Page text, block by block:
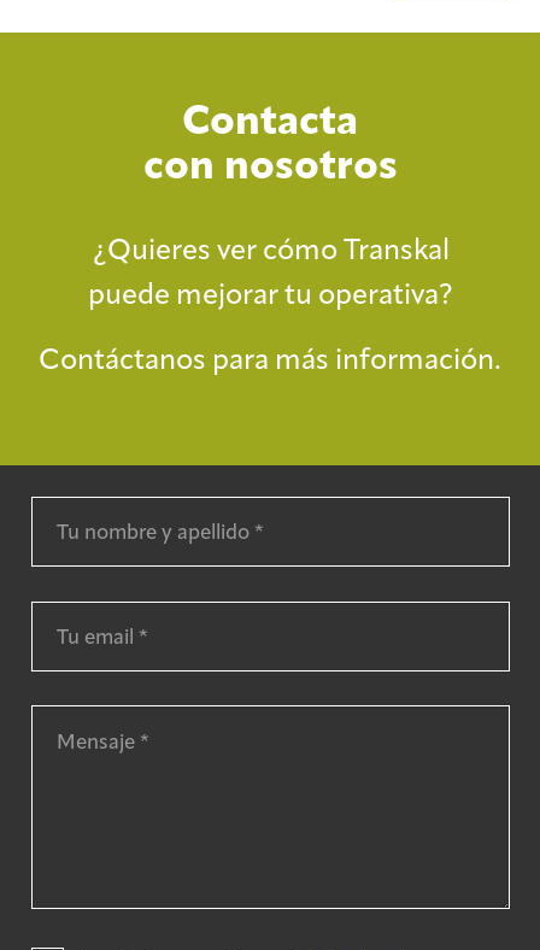
Contacta
con nosotros
¿Quieres ver cómo Transkal
puede mejorar tu operativa?
Contáctanos para más información.